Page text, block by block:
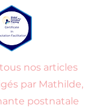
nos articles
par Mathilde,
postnatale